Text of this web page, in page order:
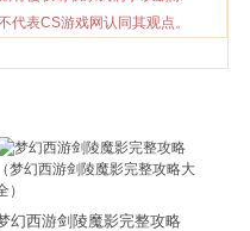
代表CS游戏网认同其观点。
幻西游剑陵魔影完整攻略